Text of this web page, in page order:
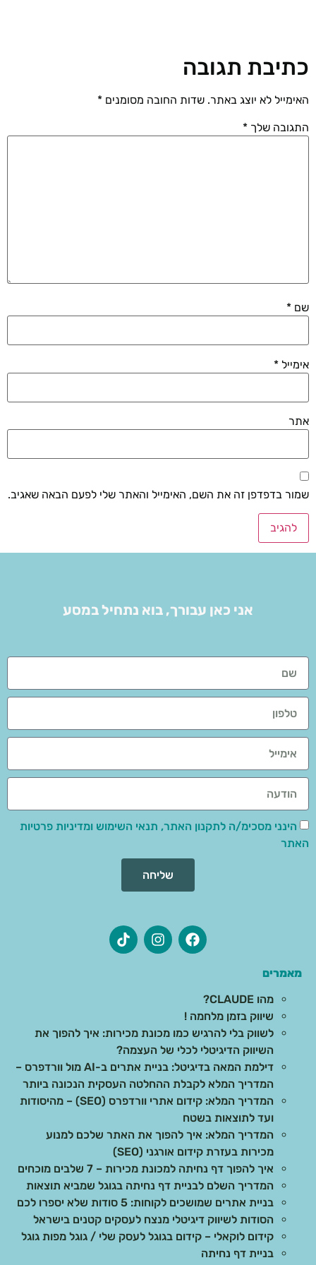
כתיבת תגובה
האימייל לא יוצג באתר. שדות החובה מסומנים *
התגובה שלך *
שם *
אימייל *
אתר
שמור בדפדפן זה את השם, האימייל והאתר שלי לפעם הבאה שאגיב.
אני כאן עבורך, בוא נתחיל במסע
הינני מסכימ/ה לתקנון האתר, תנאי השימוש ומדיניות פרטיות
האתר
שליחה
מאמרים
מהו CLAUDE?
שיווק בזמן מלחמה !
לשווק בלי להרגיש כמו מכונת מכירות: איך להפוך את
השיווק הדיגיטלי לכלי של העצמה?
דילמת המאה בדיגיטל: בניית אתרים ב-AI מול וורדפרס –
המדריך המלא לקבלת ההחלטה העסקית הנכונה ביותר
המדריך המלא: קידום אתרי וורדפרס (SEO) – מהיסודות
ועד לתוצאות בשטח
המדריך המלא: איך להפוך את האתר שלכם למנוע
מכירות בעזרת קידום אורגני (SEO)
איך להפוך דף נחיתה למכונת מכירות – 7 שלבים מוכחים
המדריך השלם לבניית דף נחיתה בגוגל שמביא תוצאות
בניית אתרים שמושכים לקוחות: 5 סודות שלא יספרו לכם
הסודות לשיווק דיגיטלי מנצח לעסקים קטנים בישראל
קידום לוקאלי – קידום בגוגל לעסק שלי / גוגל מפות גוגל
בניית דף נחיתה